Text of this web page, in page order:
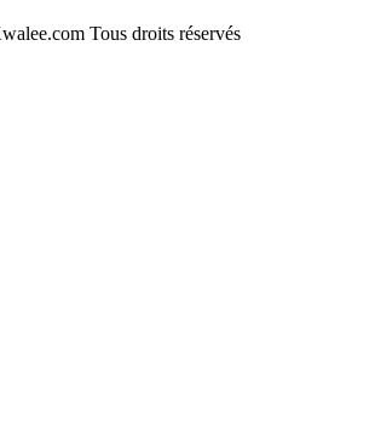
Tous droits réservés